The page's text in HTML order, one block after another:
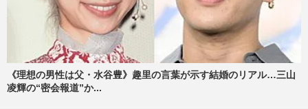
《理想の男性は父・水谷豊》趣里の言葉が示す結婚のリアル…三山
凌輝の“密会報道”か...